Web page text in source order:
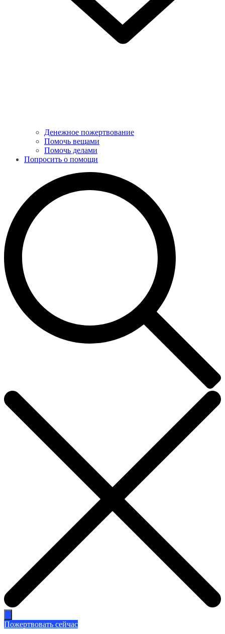
Денежное пожертвование
Помочь вещами
Помочь делами
Попросить о помощи
Пожертвовать сейчас